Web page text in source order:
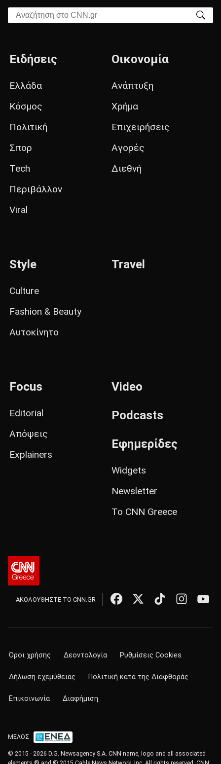
Αναζήτηση στο CNN.gr
Ειδήσεις
Ελλάδα
Κόσμος
Πολιτική
Σπορ
Tech
Περιβάλλον
Viral
Οικονομία
Ανάπτυξη
Χρήμα
Επιχειρήσεις
Αγορές
Διεθνή
Style
Culture
Fashion & Beauty
Αυτοκίνητο
Travel
Focus
Editorial
Απόψεις
Explainers
Video
Podcasts
Εφημερίδες
Widgets
Newsletter
Το CNN Greece
ΑΚΟΛΟΥΘΗΣΤΕ ΤΟ CNN.GR
Όροι χρήσης Δεοντολογία Ρυθμίσεις Cookies
Δήλωση εχεμύθειας Πολιτική κατά της Διαφθοράς
Επικοινωνία Διαφήμιση
ΜΕΛΟΣ
© 2015 - 2026 D.G. Newsagency S.A. CNN name, logo and all associated